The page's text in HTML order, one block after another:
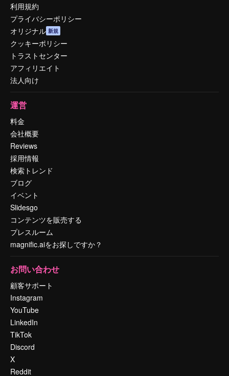
利用規約
プライバシーポリシー
オリジナル 新規
クッキーポリシー
トラストセンター
アフィリエイト
法人向け
運営
料金
会社概要
Reviews
採用情報
検索トレンド
ブログ
イベント
Slidesgo
コンテンツを販売する
プレスルーム
magnific.aiをお探しですか？
お問い合わせ
顧客サポート
Instagram
YouTube
LinkedIn
TikTok
Discord
X
Reddit